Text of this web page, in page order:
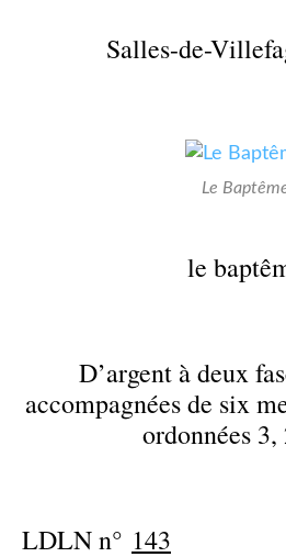
Salles-de-
Le
le
D’argent à deux
accompagnées de six
ordonnées 3,
LDLN n° 143